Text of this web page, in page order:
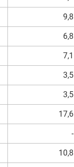
9,8
6,8
7,1
3,5
3,5
17,6
-
10,8